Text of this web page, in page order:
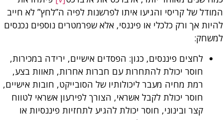
המודל של קריסי והגיעו איתו לפרשנות לפיה ה”לחץ” לא חייב
להיות אך ורק כלכלי או פיננסי, אלא שפרמטרים נוספים נכנסים
למשחק:
לחצים פיננסים, כגון: הפסדים אישיים, ירידה במכירות,
חוסר יכולת להתחרות עם חברות אחרות, תאוות בצע,
רמת מחיה מעבר ליכולותיו של הסובייקט, חובות אישיים,
חוסר יכולת לקבל אשראי, הצורך לפירעון אשראי לטווח
קצר ובינוני, חוסר יכולת להגיע לתחזיות פיננסיות או